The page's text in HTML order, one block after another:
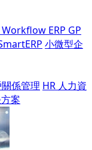
ERP GP
小微型企
係管理 HR 人力資
案